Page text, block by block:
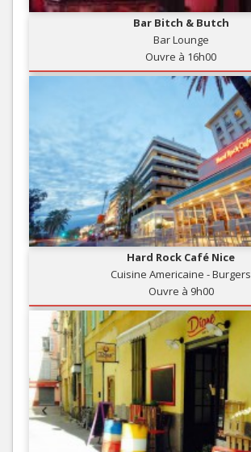
Bar Bitch & Butch
Bar Lounge
Ouvre à 16h00
Hard Rock Café Nice
Cuisine Americaine - Burgers
Ouvre à 9h00